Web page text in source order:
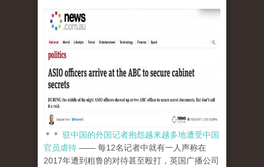
＊＊ 驻中国的外国记者抱怨越来越多地遭受中国
官员虐待 —— 每12名记者中就有一人声称在
2017年遭到粗鲁的对待甚至殴打，英国广播公司